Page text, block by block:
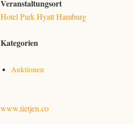
Veranstaltungsort
Hotel Park Hyatt Hamburg
Kategorien
Auktionen
www.tietjen.co